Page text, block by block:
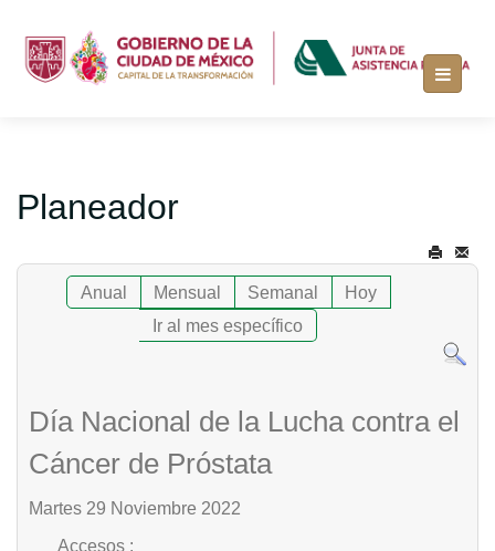
Planeador
Anual Mensual Semanal
Hoy
Ir al mes específico
Día Nacional de la Lucha contra el
Cáncer de Próstata
Martes 29 Noviembre 2022
Accesos :